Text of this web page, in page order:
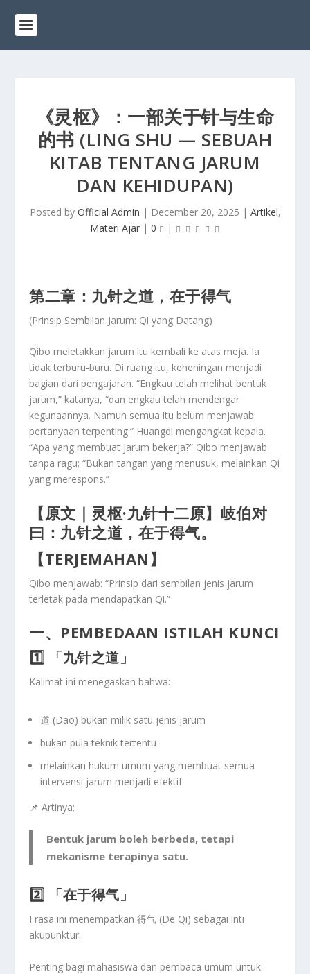
《灵枢》：一部关于针与生命
的书 (LING SHU — SEBUAH
KITAB TENTANG JARUM
DAN KEHIDUPAN)
Posted by Official Admin | December 20, 2025 | Artikel,
Materi Ajar| 0 |
第二章： 九针之道，在于得气
(Prinsip Sembilan Jarum: Qi yang Datang)
Qibo meletakkan jarum itu kembali ke atas meja. Ia
tidak terburu-buru. Di ruang itu, keheningan menjadi
bagian dari pengajaran. “Engkau telah melihat bentuk
jarum,” katanya, “dan engkau telah mendengar
kegunaannya. Namun semua itu belum menjawab
pertanyaan terpenting.” Huangdi mengangkat kepala.
“Apa yang membuat jarum bekerja?” Qibo menjawab
tanpa ragu: “Bukan tangan yang menusuk, melainkan Qi
yang merespons.”
【原文｜灵枢·九针十二原】 岐伯对
曰： 九针之道，在于得气。
【TERJEMAHAN】
Qibo menjawab: “Prinsip dari sembilan jenis jarum
terletak pada mendapatkan Qi.”
一、PEMBEDAAN ISTILAH KUNCI
1️⃣ 「九针之道」
Kalimat ini menegaskan bahwa:
道 (Dao) bukan milik satu jenis jarum
bukan pula teknik tertentu
melainkan hukum umum yang membuat semua
intervensi jarum menjadi efektif
📌 Artinya:
Bentuk jarum boleh berbeda, tetapi
mekanisme terapinya satu.
2️⃣ 「在于得气」
Frasa ini menempatkan得气 (De Qi) sebagai inti
akupunktur.
Penting bagi mahasiswa dan pembaca umum untuk